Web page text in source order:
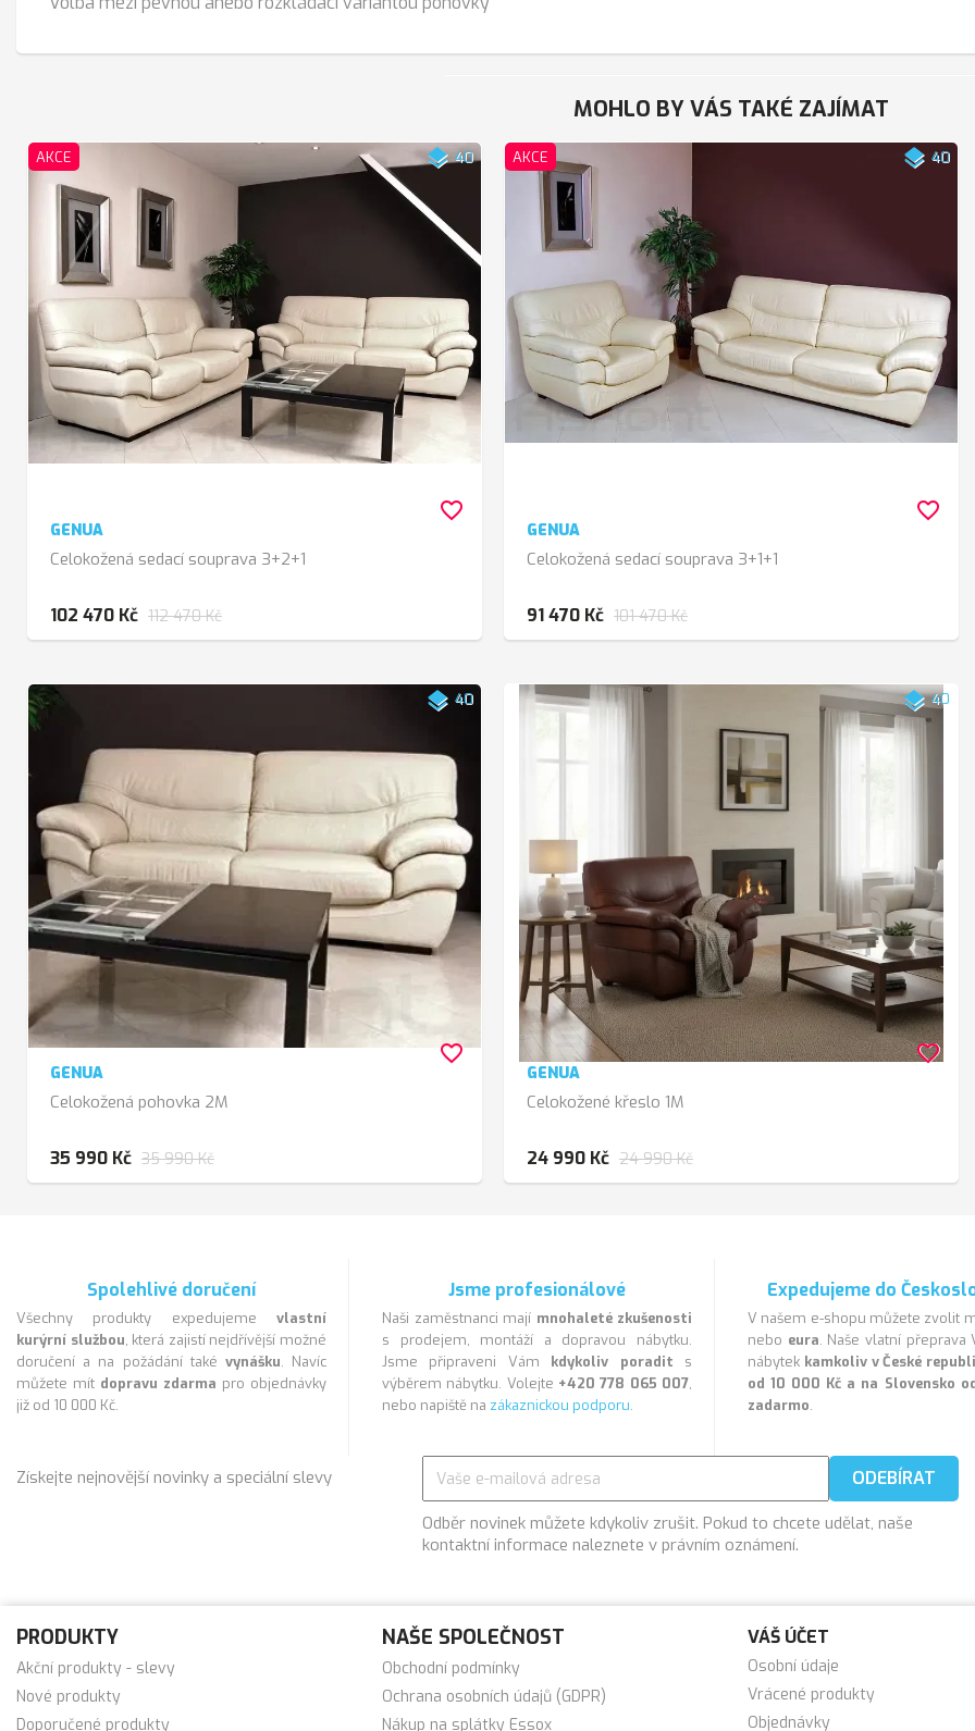
MOHLO BY VÁS TAKÉ ZAJÍMAT
AKCE layers40
GENUA
Celokožená sedací souprava 3+2+1
102 470 Kč 112 470 Kč
favorite_border
AKCE layers 40
GENUA
Celokožená sedací souprava 3+1+1
91 470 Kč 101 470 Kč
favorite_border
layers 40
GENUA
Celokožená pohovka 2M
35 990 Kč 35 990 Kč
favorite_border
layers40
GENUA
Celokožené křeslo 1M
24 990 Kč 24 990 Kč
favorite_border
Spolehlivé doručení
Všechny produkty expedujeme vlastní
kurýrní službou, která zajistí nejdřívější možné
doručení a na požádání také vynášku. Navíc
můžete mít dopravu zdarma pro objednávky
již od 10 000 Kč.
Jsme profesionálové
Naši zaměstnanci mají mnohaleté zkušenosti
s prodejem, montáží a dopravou nábytku.
Jsme připraveni Vám kdykoliv poradit s
výběrem nábytku. Volejte +420 778 065 007,
nebo napiště na zákaznickou podporu.
Expedujeme do
V našem e-shopu můžete zvolit
nebo eura. Naše vlatní přeprava
nábytek kamkoliv v České
od 10 000 Kč a na Slovensko
zadarmo.
Získejte nejnovější novinky a speciální slevy
Odběr novinek můžete kdykoliv zrušit. Pokud to chcete udělat, naše
kontaktní informace naleznete v právním oznámení.
PRODUKTY
Akční produkty - slevy
Nové produkty
Doporučené produkty
NAŠE SPOLEČNOST
Obchodní podmínky
Ochrana osobních údajů (GDPR)
Nákup na splátky Essox
VÁŠ ÚČET
Osobní údaje
Vrácené produkty
Objednávky